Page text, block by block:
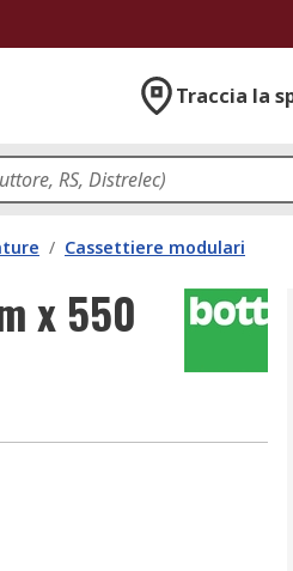
Traccia la
/ Cassettiere modulari
x 550